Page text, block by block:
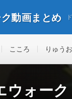
動画まとめ
こころ りゅう
ウォー